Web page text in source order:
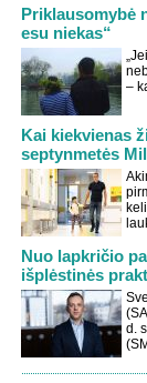
Priklausomybė
esu niekas“
–
Kai kiekvienas
septynmetės
Nuo lapkričio
išplėstinės
d.